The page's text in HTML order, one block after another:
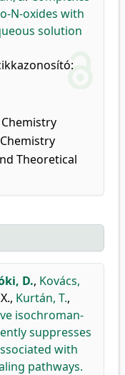
N-oxides with
solution
Theoretical
D., Kovács,
, Kurtán, T.,
isochroman-
suppresses
with
pathways.